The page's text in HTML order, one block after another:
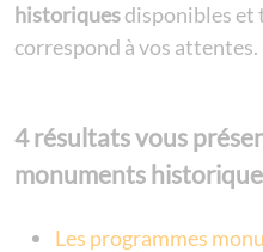
historiquesdisponibles et
correspond à vos attentes.
4 résultats vous
monuments
Les programmes